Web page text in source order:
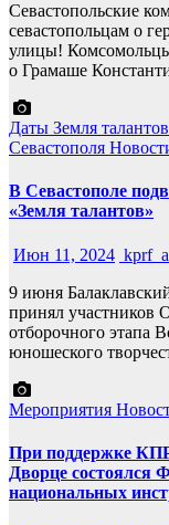
Севастопольские
севастопольцам о
улицы! Комсомольцы
о Грамаше
Даты Земля талантов
Севастополя
В Севастополе
«Земля талантов»
Июн 11, 2024
9 июня
принял участников
отборочного этапа
юношеского
Мероприятия
При поддержке
Дворце состоялся
национальных